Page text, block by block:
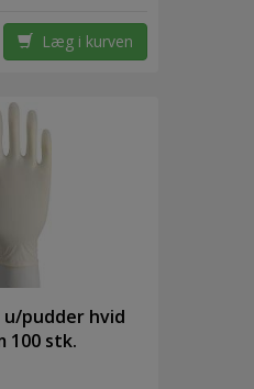
Læg i kurven
u/pudder hvid
100 stk.